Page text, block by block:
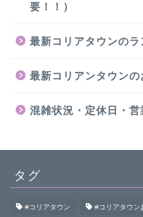
要！！）
最新コリアタウンの
最新コリアンタウン
混雑状況・定休日・営
タグ
#コリアタウン #コリアタウン